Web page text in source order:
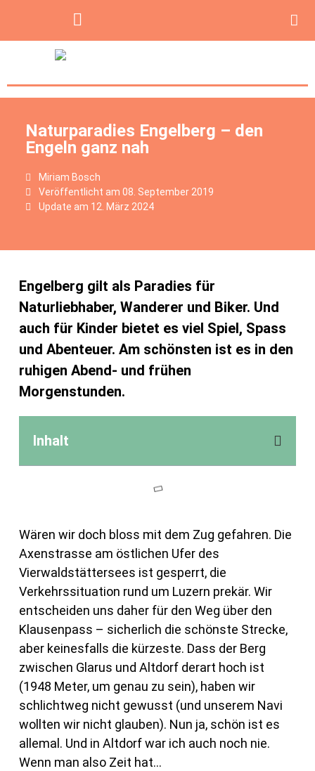
Naturparadies Engelberg – den
Engeln ganz nah
Miriam Bosch
Veröffentlicht am 08. September 2019
Update am 12. März 2024
Engelberg gilt als Paradies für
Naturliebhaber, Wanderer und Biker. Und
auch für Kinder bietet es viel Spiel, Spass
und Abenteuer. Am schönsten ist es in den
ruhigen Abend- und frühen
Morgenstunden.
Inhalt
Wären wir doch bloss mit dem Zug gefahren. Die
Axenstrasse am östlichen Ufer des
Vierwaldstättersees ist gesperrt, die
Verkehrssituation rund um Luzern prekär. Wir
entscheiden uns daher für den Weg über den
Klausenpass – sicherlich die schönste Strecke,
aber keinesfalls die kürzeste. Dass der Berg
zwischen Glarus und Altdorf derart hoch ist
(1948 Meter, um genau zu sein), haben wir
schlichtweg nicht gewusst (und unserem Navi
wollten wir nicht glauben). Nun ja, schön ist es
allemal. Und in Altdorf war ich auch noch nie.
Wenn man also Zeit hat…